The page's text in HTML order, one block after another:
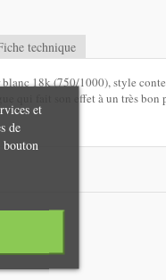
technique
blanc 18k (750/1000), style
qui fait son effet à un très
et
de